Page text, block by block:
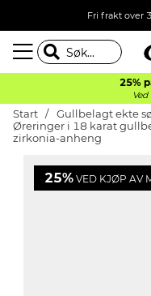
Fri frakt over
25%
Start Gullbelagt ekte
Øreringer i 18 karat
zirkonia-anheng
25% VED KJØP AV